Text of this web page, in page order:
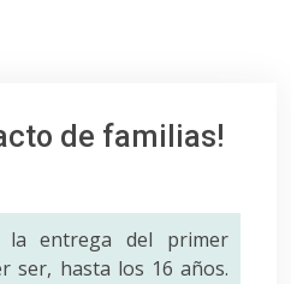
de familias!
la entrega del primer
ser, hasta los 16 años.